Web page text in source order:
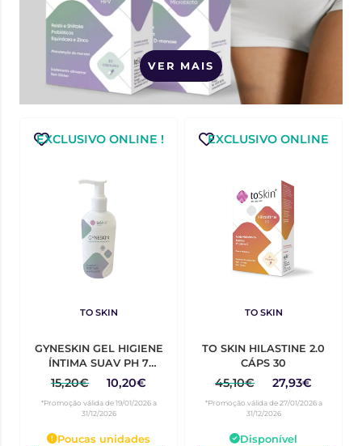
VER MAIS
EXCLUSIVO ONLINE !
TO SKIN
GYNESKIN GEL HIGIENE
ÍNTIMA SUAV PH 7
300ML
15,20€ 10,20€
*Promoção válida de 19/01/2026 a
31/12/2026
Poucas unidades
EXCLUSIVO ONLINE
TO SKIN
TO SKIN HILASTINE 2.0
CÁPS 30
45,10€ 27,93€
*Promoção válida de 27/01/2026 a
31/12/2026
Disponível